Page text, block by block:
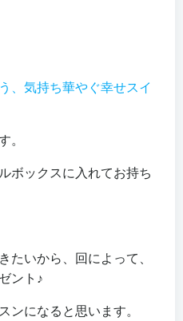
、気持ち華やぐ幸せスイ
。
ボックスに入れてお持ち
たいから、回によって、
ント♪
ンになると思います。